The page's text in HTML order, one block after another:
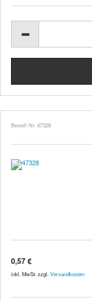
Bestell-Nr. 47328
0,57 €
inkl. MwSt. zzgl. Versandkosten